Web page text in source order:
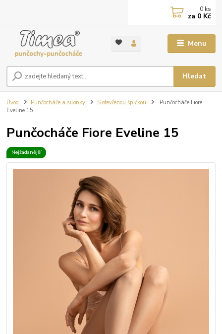
Menu
Hledat
0 ks
za 0 Kč
Úvod Punčocháče a silonky S otevřenou špičkou
Punčocháče Fiore
Eveline 15
Punčocháče Fiore Eveline 15
Nejžádanější